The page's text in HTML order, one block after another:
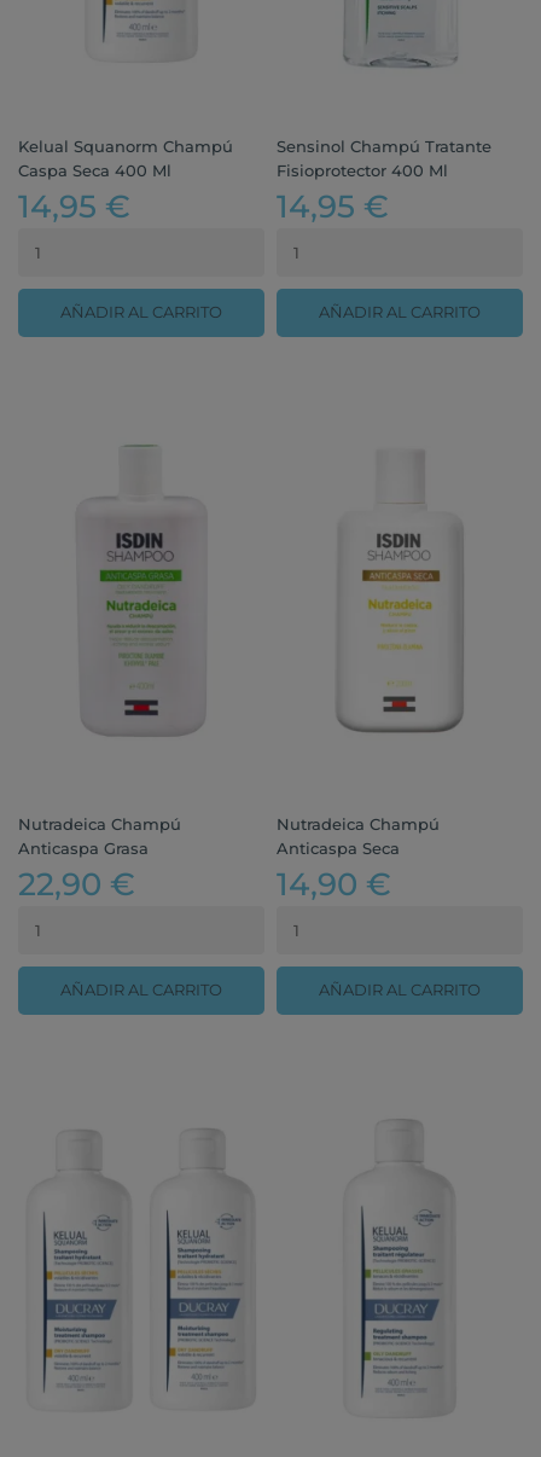
Kelual Squanorm Champú
Caspa Seca 400 Ml
14,95 €
AÑADIR AL CARRITO
Sensinol Champú Tratante
Fisioprotector 400 Ml
14,95 €
AÑADIR AL CARRITO
Nutradeica Champú
Anticaspa Grasa
22,90 €
AÑADIR AL CARRITO
Nutradeica Champú
Anticaspa Seca
14,90 €
AÑADIR AL CARRITO